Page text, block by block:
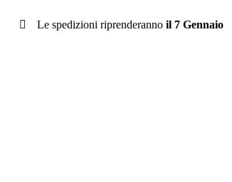
Le spedizioni riprenderanno il 7 Gennaio